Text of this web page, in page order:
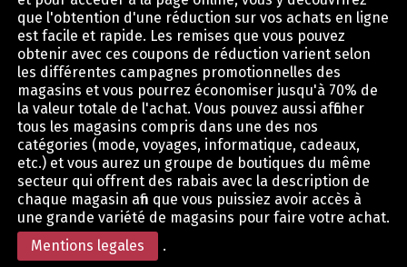
que l'obtention d'une réduction sur vos achats en ligne
est facile et rapide. Les remises que vous pouvez
obtenir avec ces coupons de réduction varient selon
les différentes campagnes promotionnelles des
magasins et vous pourrez économiser jusqu'à 70% de
la valeur totale de l'achat. Vous pouvez aussi afficher
tous les magasins compris dans une des nos
catégories (mode, voyages, informatique, cadeaux,
etc.) et vous aurez un groupe de boutiques du même
secteur qui offrent des rabais avec la description de
chaque magasin afin que vous puissiez avoir accès à
une grande variété de magasins pour faire votre achat.
Mentions legales
.